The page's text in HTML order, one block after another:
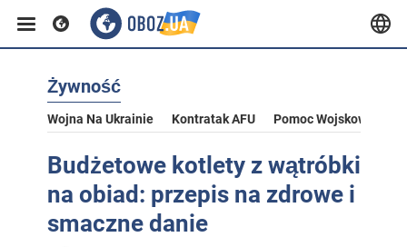
Żywność
Wojna Na Ukrainie Kontratak AFU Pomoc Wojskowa Dla
Budżetowe kotlety z wątróbki
na obiad: przepis na zdrowe i
smaczne danie